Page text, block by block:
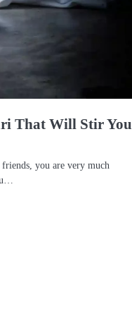
That Will Stir
you are very much